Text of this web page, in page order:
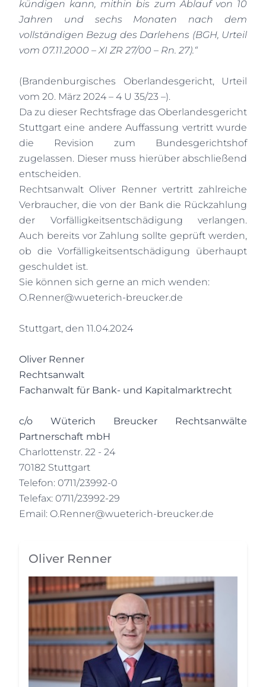
kündigen kann, mithin bis zum Ablauf von 10
Jahren und sechs Monaten nach dem
vollständigen Bezug des Darlehens (BGH, Urteil
vom 07.11.2000 – XI ZR 27/00 – Rn. 27).“
(Brandenburgisches Oberlandesgericht, Urteil
vom 20. März 2024 – 4 U 35/23 –).
Da zu dieser Rechtsfrage das Oberlandesgericht
Stuttgart eine andere Auffassung vertritt wurde
die Revision zum Bundesgerichtshof
zugelassen. Dieser muss hierüber abschließend
entscheiden.
Rechtsanwalt Oliver Renner vertritt zahlreiche
Verbraucher, die von der Bank die Rückzahlung
der Vorfälligkeitsentschädigung verlangen.
Auch bereits vor Zahlung sollte geprüft werden,
ob die Vorfälligkeitsentschädigung überhaupt
geschuldet ist.
Sie können sich gerne an mich wenden:
O.Renner@wueterich-breucker.de
Stuttgart, den 11.04.2024
Oliver Renner
Rechtsanwalt
Fachanwalt für Bank- und Kapitalmarktrecht
c/o Wüterich Breucker Rechtsanwälte
Partnerschaft mbH
Charlottenstr. 22 - 24
70182 Stuttgart
Telefon: 0711/23992-0
Telefax: 0711/23992-29
Email: O.Renner@wueterich-breucker.de
Oliver Renner